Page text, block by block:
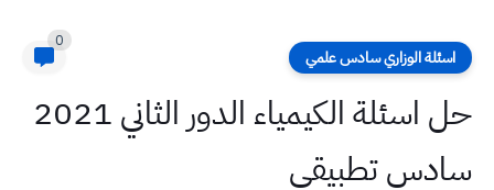
اسئلة الوزاري سادس علمي
0
حل اسئلة الكيمياء الدور الثاني 2021
سادس تطبيقي